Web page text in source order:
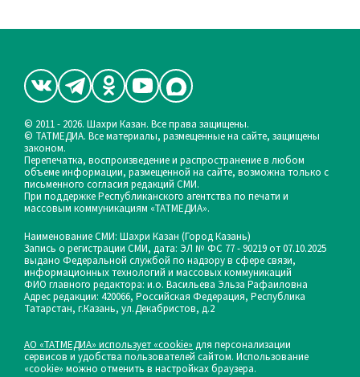
© 2011 - 2026. Шахри Казан. Все права защищены.
© ТАТМЕДИА. Все материалы, размещенные на сайте, защищены
законом.
Перепечатка, воспроизведение и распространение в любом
объеме информации, размещенной на сайте, возможна только с
письменного согласия редакций СМИ.
При поддержке Республиканского агентства по печати и
массовым коммуникациям «ТАТМЕДИА».
Наименование СМИ: Шахри Казан (Город Казань)
Запись о регистрации СМИ, дата: ЭЛ № ФС 77 - 90219 от 07.10.2025
выдано Федеральной службой по надзору в сфере связи,
информационных технологий и массовых коммуникаций
ФИО главного редактора: и.о. Васильева Эльза Рафаиловна
Адрес редакции: 420066, Российская Федерация, Республика
Татарстан, г.Казань, ул.Декабристов, д.2
АО «ТАТМЕДИА» использует «cookie» для персонализации
сервисов и удобства пользователей сайтом. Использование
«cookie» можно отменить в настройках браузера.